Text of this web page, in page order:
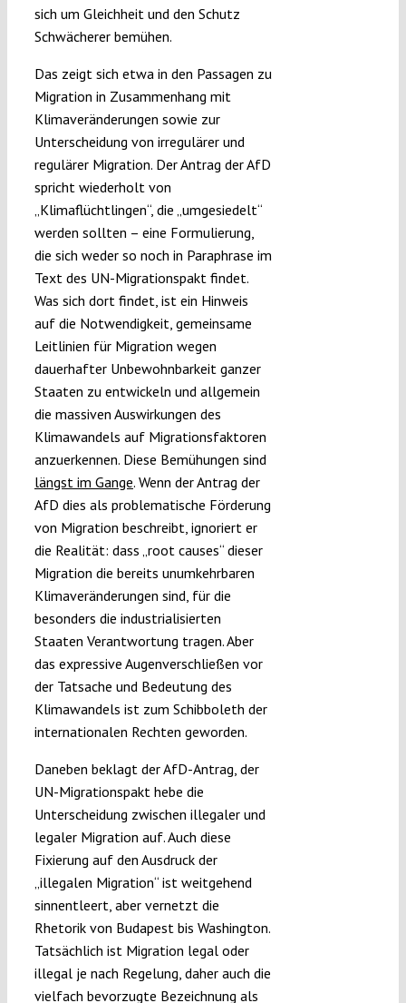
sich um Gleichheit und den Schutz
Schwächerer bemühen.
Das zeigt sich etwa in den Passagen zu
Migration in Zusammenhang mit
Klimaveränderungen sowie zur
Unterscheidung von irregulärer und
regulärer Migration. Der Antrag der AfD
spricht wiederholt von
„Klimaflüchtlingen“, die „umgesiedelt“
werden sollten – eine Formulierung,
die sich weder so noch in Paraphrase im
Text des UN-Migrationspakt findet.
Was sich dort findet, ist ein Hinweis
auf die Notwendigkeit, gemeinsame
Leitlinien für Migration wegen
dauerhafter Unbewohnbarkeit ganzer
Staaten zu entwickeln und allgemein
die massiven Auswirkungen des
Klimawandels auf Migrationsfaktoren
anzuerkennen. Diese Bemühungen sind
längst im Gange. Wenn der Antrag der
AfD dies als problematische Förderung
von Migration beschreibt, ignoriert er
die Realität: dass „root causes“ dieser
Migration die bereits unumkehrbaren
Klimaveränderungen sind, für die
besonders die industrialisierten
Staaten Verantwortung tragen. Aber
das expressive Augenverschließen vor
der Tatsache und Bedeutung des
Klimawandels ist zum Schibboleth der
internationalen Rechten geworden.
Daneben beklagt der AfD-Antrag, der
UN-Migrationspakt hebe die
Unterscheidung zwischen illegaler und
legaler Migration auf. Auch diese
Fixierung auf den Ausdruck der
„illegalen Migration“ ist weitgehend
sinnentleert, aber vernetzt die
Rhetorik von Budapest bis Washington.
Tatsächlich ist Migration legal oder
illegal je nach Regelung, daher auch die
vielfach bevorzugte Bezeichnung als